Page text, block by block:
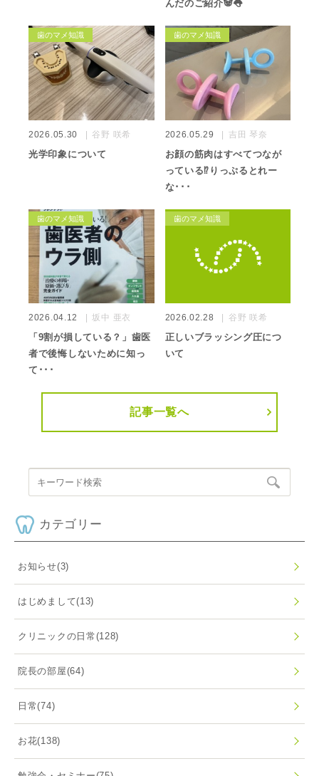
んだのご紹介🐼👅
歯のマメ知識
2026.05.30 谷野 咲希
光学印象について
歯のマメ知識
2026.05.29 吉田 琴奈
お顔の筋肉はすべてつなが
っている⁉️りっぷるとれー
な･･･
歯のマメ知識
2026.04.12 坂中 亜衣
「9割が損している？」歯医
者で後悔しないために知っ
て･･･
歯のマメ知識
2026.02.28 谷野 咲希
正しいブラッシング圧につ
いて
記事一覧へ
カテゴリー
お知らせ(3)
はじめまして(13)
クリニックの日常(128)
院長の部屋(64)
日常(74)
お花(138)